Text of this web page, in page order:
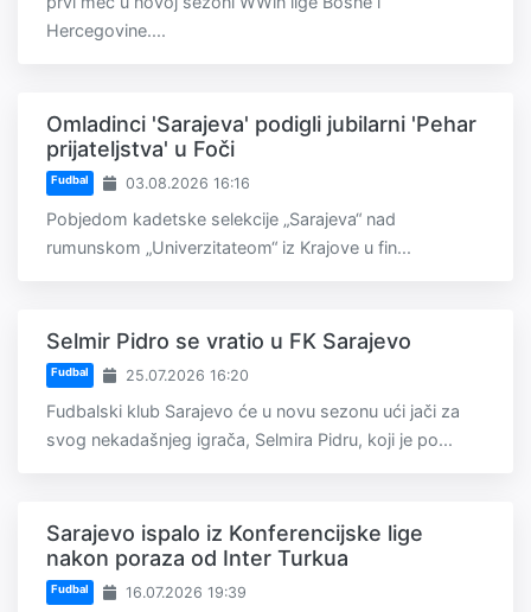
Hercegovine....
Omladinci 'Sarajeva' podigli jubilarni 'Pehar
prijateljstva' u Foči
Fudbal 03.08.2026 16:16
Pobjedom kadetske selekcije „Sarajeva“ nad
rumunskom „Univerzitateom“ iz Krajove u fin...
Selmir Pidro se vratio u FK Sarajevo
Fudbal 25.07.2026 16:20
Fudbalski klub Sarajevo će u novu sezonu ući jači za
svog nekadašnjeg igrača, Selmira Pidru, koji je po...
Sarajevo ispalo iz Konferencijske lige
nakon poraza od Inter Turkua
Fudbal 16.07.2026 19:39